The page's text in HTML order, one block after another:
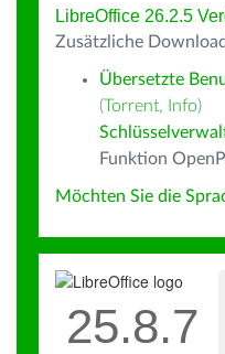
LibreOffice 26.2.5
Zusätzliche
Übersetzte
(Torrent, Info)
Funktion
Möchten Sie die
25.8.7